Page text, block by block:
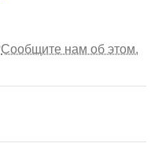
Сообщите нам об этом.